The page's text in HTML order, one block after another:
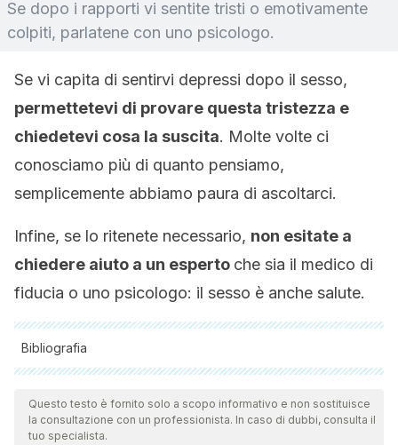
Se dopo i rapporti vi sentite tristi o emotivamente
colpiti, parlatene con uno psicologo.
Se vi capita di sentirvi depressi dopo il sesso,
permettetevi di provare questa tristezza e
chiedetevi cosa la suscita. Molte volte ci
conosciamo più di quanto pensiamo,
semplicemente abbiamo paura di ascoltarci.
Infine, se lo ritenete necessario, non esitate a
chiedere aiuto a un esperto che sia il medico di
fiducia o uno psicologo: il sesso è anche salute.
Bibliografia
Tutte le fonti citate sono state esaminate a fondo dal nostro
team per garantirne la qualità, l'affidabilità, l'attualità e la
validità. La bibliografia di questo articolo è stata considerata
Questo testo è fornito solo a scopo informativo e non sostituisce
la consultazione con un professionista. In caso di dubbi, consulta il
tuo specialista.